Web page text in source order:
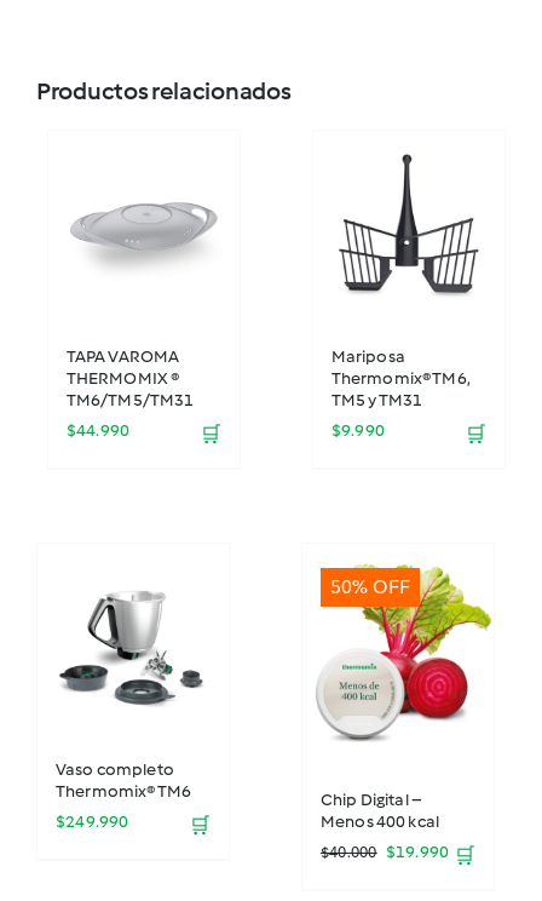
Productos relacionados
TAPA VAROMA
THERMOMIX ®
TM6/TM5/TM31
$44.990 🛒
Mariposa
Thermomix® TM6,
TM5 y TM31
$9.990 🛒
Vaso completo
Thermomix® TM6
$249.990 🛒
50% OFF
Chip Digital –
Menos 400 kcal
$40.000 El
$19.990El🛒